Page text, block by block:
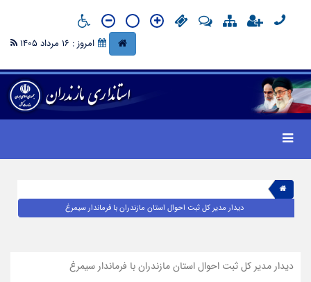
امروز : 16 مرداد 1405
دیدار مدیر کل ثبت احوال استان مازندران با فرماندار سیمرغ
دیدار مدیر کل ثبت احوال استان مازندران با فرماندار سیمرغ